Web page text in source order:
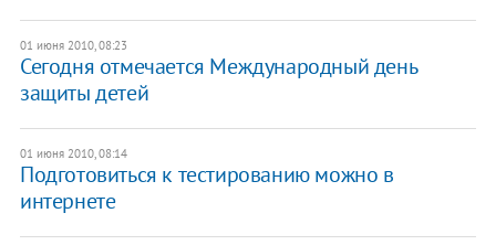
01 июня 2010, 08:23
Сегодня отмечается Международный день
защиты детей
01 июня 2010, 08:14
Подготовиться к тестированию можно в
интернете